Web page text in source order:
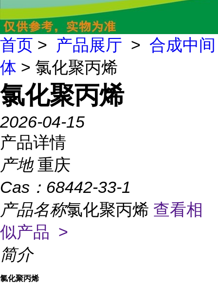
首页 > 产品展厅 > 合成中间
体 > 氯化聚丙烯
氯化聚丙烯
2026-04-15
产品详情
产地 重庆
Cas： 68442-33-1
产品名称氯化聚丙烯 查看相
似产品 >
简介
氯化聚丙烯